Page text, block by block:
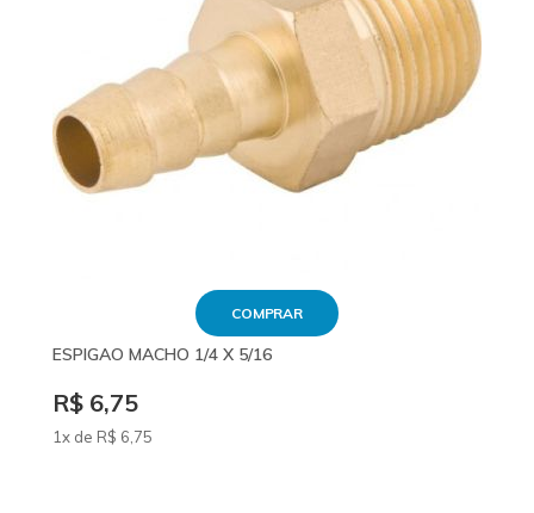
COMPRAR
ESPIGAO MACHO 1/4 X 5/16
R$ 6,75
1x de R$ 6,75